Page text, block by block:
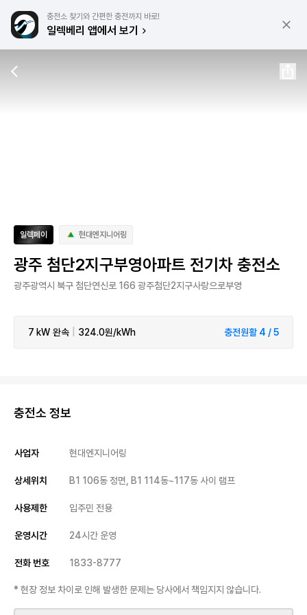
충전소 찾기와 간편한 충전까지 바로!
일렉베리 앱에서 보기
일렉페이 현대엔지니어링
광주 첨단2지구부영아파트 전기차 충전소
광주광역시 북구 첨단연신로 166 광주첨단2지구사랑으로부영
7 kW 완속 324.0원/kWh 충전원활 4 / 5
충전소 정보
사업자 현대엔지니어링
상세위치 B1 106동 정면, B1 114동~117동 사이 램프
사용제한 입주민 전용
운영시간 24시간 운영
전화 번호 1833-8777
* 현장 정보 차이로 인해 발생한 문제는 당사에서 책임지지 않습니다.